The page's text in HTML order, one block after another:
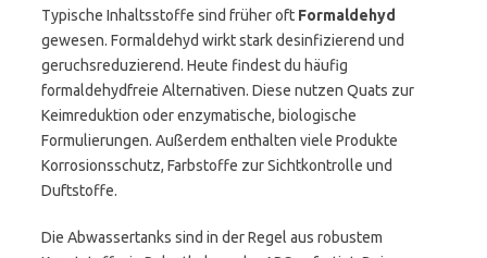
Typische Inhaltsstoffe sind früher oft Formaldehyd
gewesen. Formaldehyd wirkt stark desinfizierend und
geruchsreduzierend. Heute findest du häufig
formaldehydfreie Alternativen. Diese nutzen Quats zur
Keimreduktion oder enzymatische, biologische
Formulierungen. Außerdem enthalten viele Produkte
Korrosionsschutz, Farbstoffe zur Sichtkontrolle und
Duftstoffe.
Die Abwassertanks sind in der Regel aus robustem